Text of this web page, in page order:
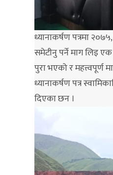
ध्यानाकर्षण पत्रमा
समेटीनु पर्ने माग लिइ
पुरा भएको र
ध्यानाकर्षण पत्र
दिएका छन ।